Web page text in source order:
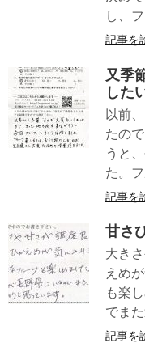
し、
記事を
又季
した
以前
たの
うと
た。
記事を
甘さ
大き
えめ
も楽
でま
記事を